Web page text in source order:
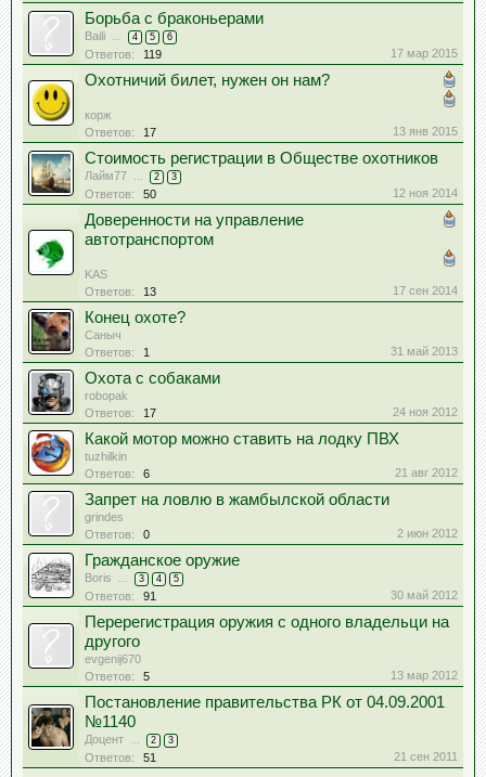
Борьба с браконьерами
Baili ... 4 5 6
Ответов: 119 17 мар 2015
Охотничий билет, нужен он нам?
корж
Ответов:
17 13 янв 2015
Стоимость регистрации в Обществе охотников
Лайм77 ... 2 3
Ответов: 50 12 ноя 2014
Доверенности на управление
автотранспортом
KAS
Ответов:
13 17 сен 2014
Конец охоте?
Саныч
Ответов:
1 31 май 2013
Охота с собаками
robopak
Ответов:
17 24 ноя 2012
Какой мотор можно ставить на лодку ПВХ
tuzhilkin
Ответов:
6 21 авг 2012
Запрет на ловлю в жамбылской области
grindes
Ответов:
0 2 июн 2012
Гражданское оружие
Boris ... 3 4 5
Ответов: 91 30 май 2012
Перерегистрация оружия с одного владельци на
другого
evgenij670
Ответов:
5 13 мар 2012
Постановление правительства РК от 04.09.2001
№1140
Доцент ... 2 3
Ответов: 51
21 сен 2011